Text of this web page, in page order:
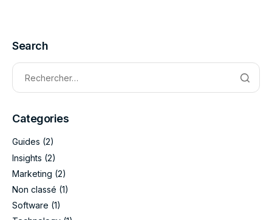
Search
Categories
Guides (2)
Insights (2)
Marketing (2)
Non classé (1)
Software (1)